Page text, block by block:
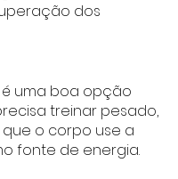
dos
é uma boa opção
treinar pesado,
o corpo use a
fonte de energia.